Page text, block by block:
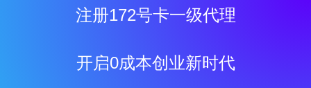
注册172号卡一级代理
开启0成本创业新时代